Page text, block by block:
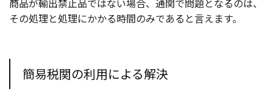
商品が輸出禁止品ではない場合、通関で問題となるのは、
その処理と処理にかかる時間のみであると言えます。
簡易税関の利用による解決